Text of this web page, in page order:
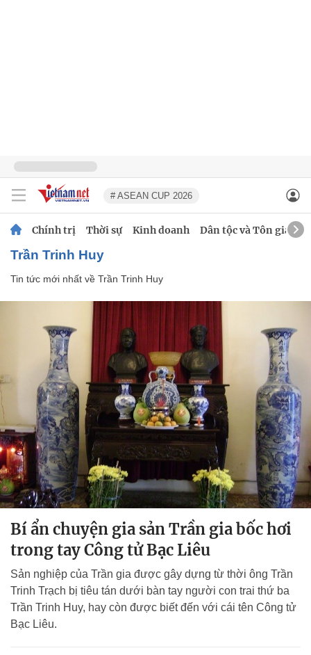
# ASEAN CUP 2026
Chính trị Thời sự Kinh doanh Dân tộc và Tôn giáo
Trần Trinh Huy
Tin tức mới nhất về Trần Trinh Huy
Bí ẩn chuyện gia sản Trần gia bốc hơi
trong tay Công tử Bạc Liêu
Sản nghiệp của Trần gia được gây dựng từ thời ông Trần
Trinh Trạch bị tiêu tán dưới bàn tay người con trai thứ ba
Trần Trinh Huy, hay còn được biết đến với cái tên Công tử
Bạc Liêu.